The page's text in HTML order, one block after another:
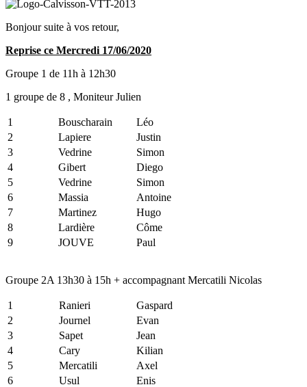
Bonjour suite à vos retour,
Reprise ce Mercredi 17/06/2020
Groupe 1 de 11h à 12h30
1 groupe de 8 , Moniteur Julien
1 Bouscharain
Léo
2
Lapiere
Justin
3
Vedrine
Simon
4
Gibert
Diego
5
Vedrine
Simon
6
Massia
Antoine
7
Martinez
Hugo
8
Lardière
Côme
9
JOUVE Paul
Groupe 2A 13h30 à 15h + accompagnant Mercatili Nicolas
1 Ranieri
Gaspard
2
Journel
Evan
3
Sapet
Jean
4
Cary
Kilian
5
Mercatili
Axel
6
Usul
Enis